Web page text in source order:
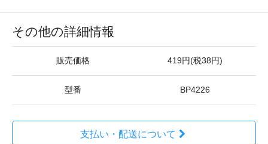
その他の詳細情報
販売価格 419円(税38円)
型番 BP4226
支払い・配送について